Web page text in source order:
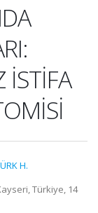
İSTİFA
H.
Türkiye, 14